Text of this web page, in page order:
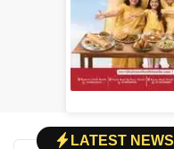
LATEST NEWS